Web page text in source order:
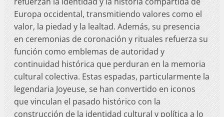
Europa occidental, transmitiendo valores como el
valor, la piedad y la lealtad. Además, su presencia
en ceremonias de coronación y rituales refuerza su
función como emblemas de autoridad y
continuidad histórica que perduran en la memoria
cultural colectiva. Estas espadas, particularmente la
legendaria Joyeuse, se han convertido en iconos
que vinculan el pasado histórico con la
construcción de la identidad cultural y política a lo